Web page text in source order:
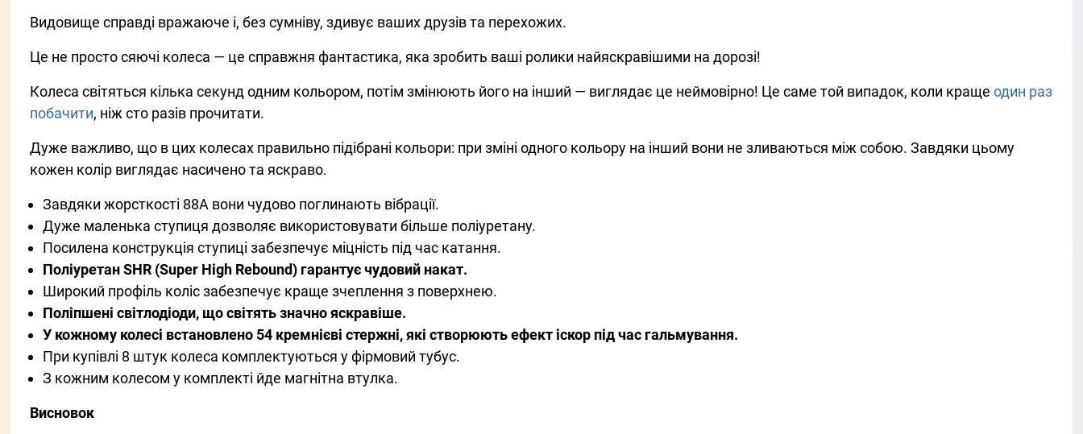
Видовище справді вражаюче і, без сумніву, здивує ваших друзів та перехожих.
Це не просто сяючі колеса — це справжня фантастика, яка зробить ваші ролики найяскравішими на дорозі!
Колеса світяться кілька секунд одним кольором, потім змінюють його на інший — виглядає це неймовірно! Це саме той випадок, коли краще один раз
побачити, ніж сто разів прочитати.
Дуже важливо, що в цих колесах правильно підібрані кольори: при зміні одного кольору на інший вони не зливаються між собою. Завдяки цьому
кожен колір виглядає насичено та яскраво.
Завдяки жорсткості 88A вони чудово поглинають вібрації.
Дуже маленька ступиця дозволяє використовувати більше поліуретану.
Посилена конструкція ступиці забезпечує міцність під час катання.
Поліуретан SHR (Super High Rebound) гарантує чудовий накат.
Широкий профіль коліс забезпечує краще зчеплення з поверхнею.
Поліпшені світлодіоди, що світять значно яскравіше.
У кожному колесі встановлено 54 кремнієві стержні, які створюють ефект іскор під час гальмування.
При купівлі 8 штук колеса комплектуються у фірмовий тубус.
З кожним колесом у комплекті йде магнітна втулка.
Висновок